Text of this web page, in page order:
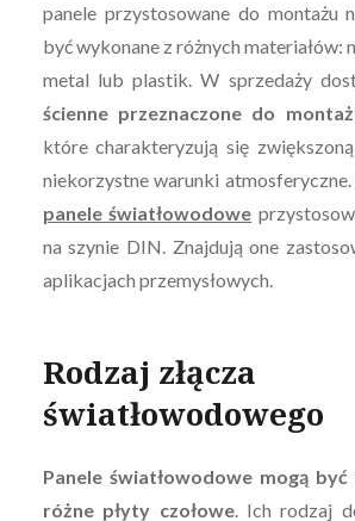
panele przystosowane do montażu
być wykonane z różnych materiałów:
metal lub plastik. W sprzedaży
ścienne przeznaczone do
które charakteryzują się
niekorzystne warunki
panele światłowodowe
na szynie DIN. Znajdują one
aplikacjach przemysłowych.
Rodzaj złącza
światłowodowego
Panele światłowodowe mogą
różne płyty czołowe. Ich rodzaj